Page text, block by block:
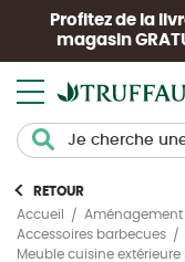
Profitez de la
magasin
RETOUR
Accueil
Aménagement
Accessoires barbecues
Meuble cuisine